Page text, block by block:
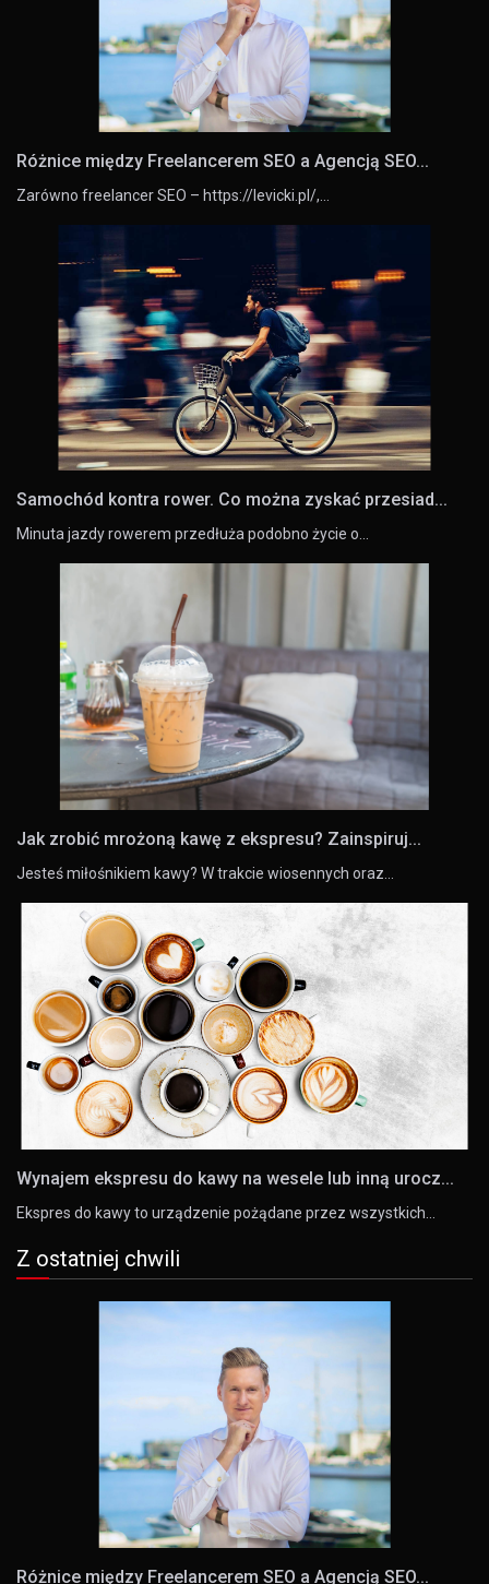
Różnice między Freelancerem SEO a Agencją SEO...
Zarówno freelancer SEO – https://levicki.pl/,…
Samochód kontra rower. Co można zyskać przesiad...
Minuta jazdy rowerem przedłuża podobno życie o…
Jak zrobić mrożoną kawę z ekspresu? Zainspiruj...
Jesteś miłośnikiem kawy? W trakcie wiosennych oraz…
Wynajem ekspresu do kawy na wesele lub inną urocz...
Ekspres do kawy to urządzenie pożądane przez wszystkich…
Z ostatniej chwili
Różnice między Freelancerem SEO a Agencją SEO...